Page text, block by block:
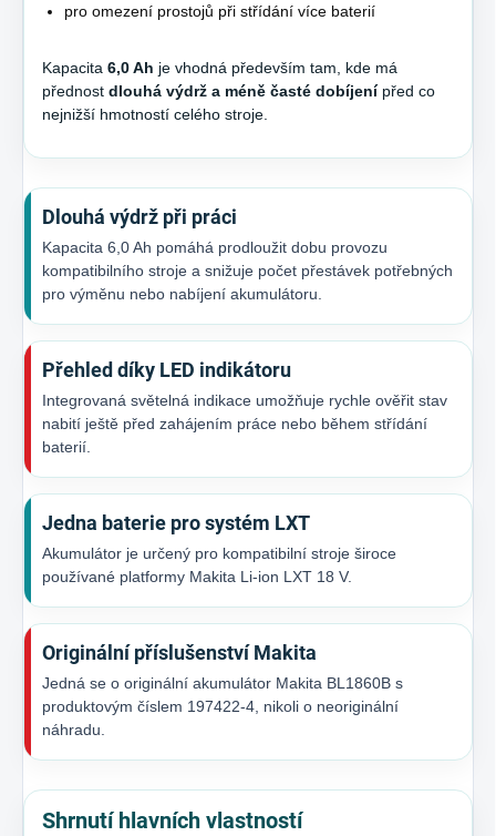
pro omezení prostojů při střídání více baterií
Kapacita 6,0 Ah je vhodná především tam, kde má
přednost dlouhá výdrž a méně časté dobíjenípřed co
nejnižší hmotností celého stroje.
Dlouhá výdrž při práci
Kapacita 6,0 Ah pomáhá prodloužit dobu provozu
kompatibilního stroje a snižuje počet přestávek potřebných
pro výměnu nebo nabíjení akumulátoru.
Přehled díky LED indikátoru
Integrovaná světelná indikace umožňuje rychle ověřit stav
nabití ještě před zahájením práce nebo během střídání
baterií.
Jedna baterie pro systém LXT
Akumulátor je určený pro kompatibilní stroje široce
používané platformy Makita Li-ion LXT 18 V.
Originální příslušenství Makita
Jedná se o originální akumulátor Makita BL1860B s
produktovým číslem 197422-4, nikoli o neoriginální
náhradu.
Shrnutí hlavních vlastností